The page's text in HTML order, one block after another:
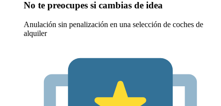
No te preocupes si cambias de idea
Anulación sin penalización en una selección de coches de
alquiler